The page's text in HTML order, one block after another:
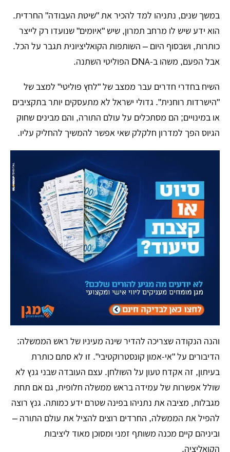
במשך שנים, נתניהו למד להכיר את "שיטת העבודה" החרדית.
הוא ידע שיש לו מרחב תמרון, שיש "איומים" שנועדו רק לייצר
כותרות, ושבסוף היום – השותפות הקואליציונית תגבר על הכל.
אבל הפעם, משהו ב-DNA הפוליטי השתנה.
​השיח בחדרי חדרים עבר ממצב של "לחץ פוליטי" למצב של
"הישרדות רוחנית". גדולי ישראל לא מתעסקים יותר בתקציבים
או במינויים; הם מסתכלים על עולם התורה, והם מבינים שחוק
הגיוס הפך למדרון חלקלק שאי אפשר להמשיך להחליק עליו.
​והנה הנקודה שצריכה להדיר שינה מעיניו של ראש הממשלה:
הדיבורים על "אי-אמון קונסטרוקטיבי". זו לא סתם כותרת
בעיתון, זה אקדח טעון על השולחן. עצם העובדה שבני גנץ לא
שולל אפשרות של עמידה בראש ממשלה חלופית, גם אם תחת
מגבלות, מציבה את נתניהו בפינה שטרם ידע כמותה. גנץ רוצה
להפיל את הממשלה, החרדים רוצים להציל את עולם התורה –
וביניהם קיים מכנה משותף זמני ומסוכן מאוד ליציבות
הקואליציה.